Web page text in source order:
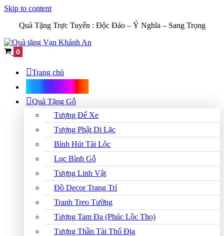
Skip to content
Quà Tặng Trực Tuyến : Độc Đáo – Ý Nghĩa – Sang Trọng
Cart
0
Trang chủ
Quà Tặng Gỗ
Tượng Để Xe
Tượng Phật Di Lặc
Bình Hút Tài Lộc
Lục Bình Gỗ
Tượng Linh Vật
Đồ Decor Trang Trí
Tranh Treo Tường
Tượng Tam Đa (Phúc Lộc Thọ)
Tượng Thần Tài Thổ Địa